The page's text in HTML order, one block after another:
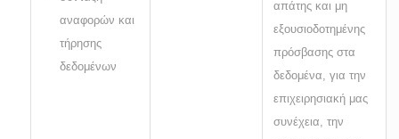
αναφορών και
τήρησης
δεδομένων
απάτης και μη
εξουσιοδοτημένης
πρόσβασης στα
δεδομένα, για την
επιχειρησιακή μας
συνέχεια, την